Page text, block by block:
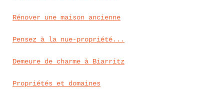
Rénover une maison ancienne
Pensez à la nue-propriété...
Demeure de charme à Biarritz
Propriétés et domaines